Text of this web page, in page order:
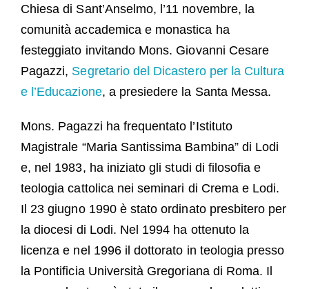
Chiesa di Sant’Anselmo, l’11 novembre, la
comunità accademica e monastica ha
festeggiato invitando Mons. Giovanni Cesare
Pagazzi, Segretario del Dicastero per la Cultura
e l’Educazione, a presiedere la Santa Messa.
Mons. Pagazzi ha frequentato l’Istituto
Magistrale “Maria Santissima Bambina” di Lodi
e, nel 1983, ha iniziato gli studi di filosofia e
teologia cattolica nei seminari di Crema e Lodi.
Il 23 giugno 1990 è stato ordinato presbitero per
la diocesi di Lodi. Nel 1994 ha ottenuto la
licenza e nel 1996 il dottorato in teologia presso
la Pontificia Università Gregoriana di Roma. Il